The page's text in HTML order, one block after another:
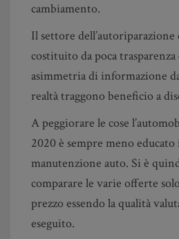
cambiamento.
Il settore
costituito da poca
asimmetria di informazione
realtà traggono beneficio a
A peggiorare le cose
2020 è sempre meno
manutenzione auto. Si è
comparare le varie offerte
prezzo essendo la qualità
eseguito.